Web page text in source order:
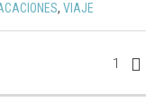
, VIAJE
1